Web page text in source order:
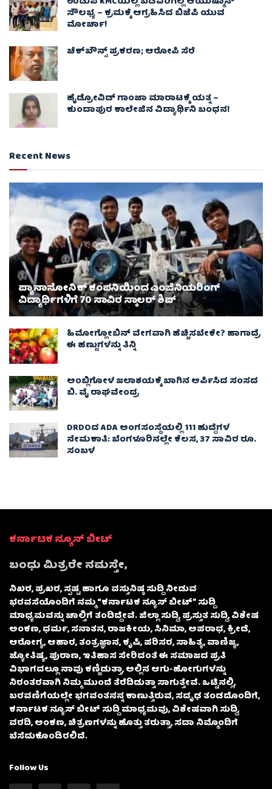
ಸೌಲಭ್ಯ – ಕ್ರಮಕ್ಕೆ ಆಗ್ರಹಿಸಿದ ಬಿಜೆಪಿ ಯುವ
ಮೋರ್ಚಾ!
ಚೆಕ್​ಬೌನ್ಸ್​ ಪ್ರಕರಣ; ಆರೋಪಿ ಸೆರೆ
ಹೈಡ್ರೋವಿಡ್ ಗಾಂಜಾ ಮಾರಾಟಕ್ಕೆ ಯತ್ನ –
ಕುಂದಾಪುರ ಕಾಲೇಜಿನ ವಿದ್ಯಾರ್ಥಿನಿ ಬಂಧನ!
Recent News
ಪ್ಯಾನಾಸೋನಿಕ್ ಕಂಪನಿಯಿಂದ ಎಂಜಿನಿಯರಿಂಗ್
ವಿದ್ಯಾರ್ಥಿಗಳಿಗೆ 70 ಸಾವಿರ ಸ್ಕಾಲರ್ ಶಿಪ್
ಹಿಮೋಗ್ಲೋಬಿನ್ ವೇಗವಾಗಿ ಹೆಚ್ಚಿಸಬೇಕೇ? ಹಾಗಾದ್ರೆ
ಈ ಹಣ್ಣುಗಳನ್ನು ತಿನ್ನಿ
ಅಂಬ್ಲಿಗೋಳ ಜಲಾಶಯಕ್ಕೆ ಬಾಗಿನ ಅರ್ಪಿಸಿದ ಸಂಸದ
ಬಿ. ವೈ ರಾಘವೇಂದ್ರ
DRDOದ ADA ಅಂಗಸಂಸ್ಥೆಯಲ್ಲಿ 111 ಹುದ್ದೆಗಳ
ನೇಮಕಾತಿ: ಬೆಂಗಳೂರಿನಲ್ಲೇ ಕೆಲಸ, 37 ಸಾವಿರ ರೂ.
ಸಂಬಳ
ಕರ್ನಾಟಕ ನ್ಯೂಸ್ ಬೀಟ್
ಬಂಧು ಮಿತ್ರರೇ ನಮಸ್ತೇ,
ನಿಖರ, ಪ್ರಖರ, ಸ್ಪಷ್ಟ ಹಾಗೂ ವಸ್ತುನಿಷ್ಠ ಸುದ್ದಿ ನೀಡುವ
ಭರವಸೆಯೊಂದಿಗೆ ನಮ್ಮ “ಕರ್ನಾಟಕ ನ್ಯೂಸ್ ಬೀಟ್” ಸುದ್ದಿ
ಮಾಧ್ಯಮವನ್ನು ಚಾಲ್ತಿಗೆ ತಂದಿದ್ದೇವೆ. ಜಿಲ್ಲಾ ಸುದ್ದಿ, ಪ್ರಸ್ತುತ ಸುದ್ದಿ, ವಿಶೇಷ
ಅಂಕಣ, ಧರ್ಮ, ಸನಾತನ, ರಾಜಕೀಯ, ಸಿನಿಮಾ, ಅಪರಾಧ, ಕ್ರೀಡೆ,
ಆರೋಗ್ಯ, ಆಹಾರ, ತಂತ್ರಜ್ಞಾನ, ಕೃಷಿ, ಪರಿಸರ, ಸಾಹಿತ್ಯ, ವಾಣಿಜ್ಯ,
ಜ್ಯೋತಿಷ್ಯ, ಪುರಾಣ, ಇತಿಹಾಸ ಸೇರಿದಂತೆ ಈ ಸಮಾಜದ ಪ್ರತಿ
ವಿಭಾಗದಲ್ಲೂ ನಾವು ಕಣ್ಣಿಡುತ್ತಾ, ಅಲ್ಲಿನ ಆಗು-ಹೋಗುಗಳನ್ನು
ನಿರಂತರವಾಗಿ ನಿಮ್ಮ ಮುಂದೆ ತೆರೆದಿಡುತ್ತಾ ಸಾಗುತ್ತೇವೆ. ಒಟ್ಟಿನಲ್ಲಿ,
ಬರವಣಿಗೆಯಲ್ಲೇ ಭಗವಂತನನ್ನ ಕಾಣುತ್ತಿರುವ, ಸದೃಢ ತಂಡದೊಂದಿಗೆ,
ಕರ್ನಾಟಕ ನ್ಯೂಸ್ ಬೀಟ್ ಸುದ್ದಿ ಮಾಧ್ಯಮವು, ವಿಶೇಷವಾಗಿ ಸುದ್ದಿ,
ವರದಿ, ಅಂಕಣ, ಚಿತ್ರಣಗಳನ್ನು ಹೊತ್ತು ತರುತ್ತಾ, ಸದಾ ನಿಮ್ಮೊಂದಿಗೆ
ಬೆಸೆದುಕೊಂಡಿರಲಿದೆ.
Follow Us